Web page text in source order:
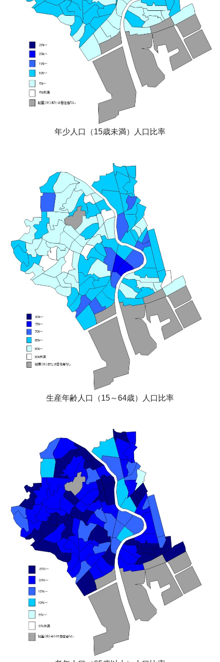
年少人口（15歳未満）人口比率
生産年齢人口（15～64歳）人口比率